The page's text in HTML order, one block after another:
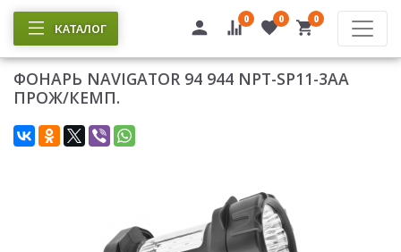
КАТАЛОГ
0 0 0
ФОНАРЬ NAVIGATOR 94 944 NPT-SP11-3AA
ПРОЖ/КЕМП.